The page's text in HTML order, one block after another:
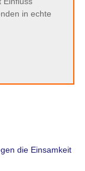
in echte
die Einsamkeit